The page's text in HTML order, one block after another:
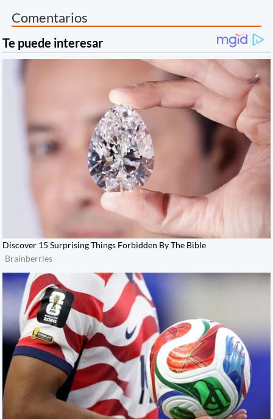
Comentarios